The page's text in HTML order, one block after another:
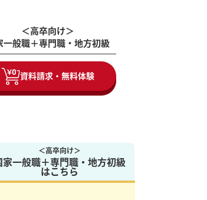
＜高卒向け＞
一般職＋専門職・地方初級
資料請求・無料体験
＜高卒向け＞
家一般職＋専門職・地方初級
はこちら